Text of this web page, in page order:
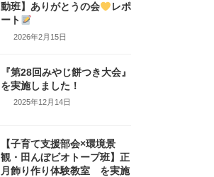
動班】ありがとうの会
レポ
ート
2026年2月15日
『第28回みやじ餅つき大会』
を実施しました！
2025年12月14日
【子育て支援部会×環境景
観・田んぼビオトープ班】正
月飾り作り体験教室 を実施